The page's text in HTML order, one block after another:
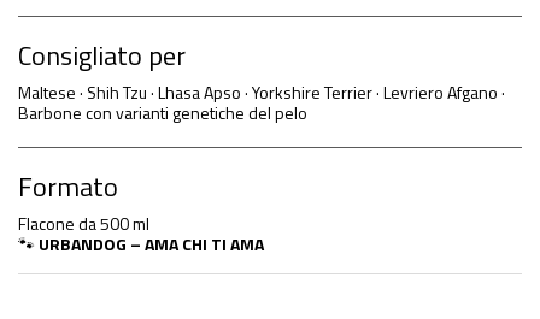
Consigliato per
Maltese · Shih Tzu · Lhasa Apso · Yorkshire Terrier · Levriero Afgano ·
Barbone con varianti genetiche del pelo
Formato
Flacone da 500 ml
🐾 URBANDOG – AMA CHI TI AMA